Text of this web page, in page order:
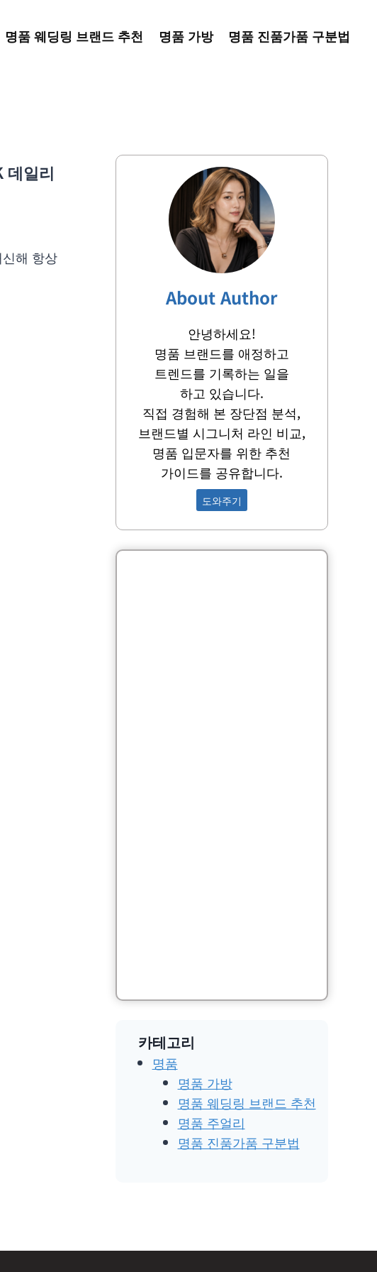
명품 웨딩링 브랜드 추천 명품 가방 명품 진품가품 구분법
데일리
해 항상
About Author
안녕하세요!
명품 브랜드를 애정하고
트렌드를 기록하는 일을
하고 있습니다.
직접 경험해 본 장단점 분석,
브랜드별 시그니처 라인 비교,
명품 입문자를 위한 추천
가이드를 공유합니다.
도와주기
카테고리
명품
명품 가방
명품 웨딩링 브랜드 추천
명품 주얼리
명품 진품가품 구분법